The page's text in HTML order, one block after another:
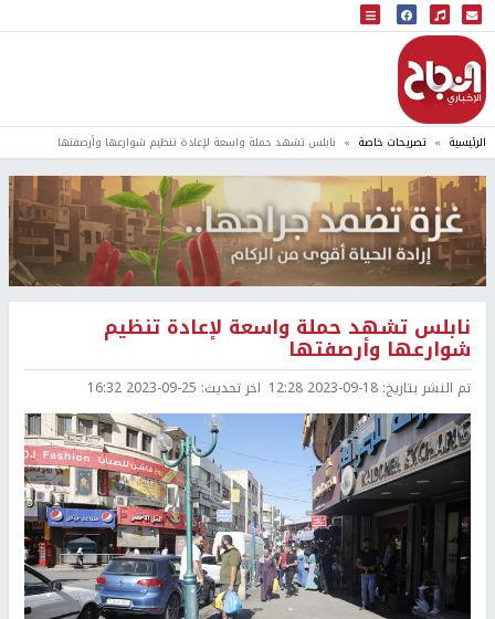
البث المباشر
إذاعة النجاح
الرئيسية تصريحات خاصة نابلس تشهد حملة واسعة لإعادة تنظيم شوارعها وأرصفتها
نابلس تشهد حملة واسعة لإعادة تنظيم
شوارعها وأرصفتها
تم النشر بتاريخ: 2023-09-18 12:28 اخر تحديث: 2023-09-25 16:32